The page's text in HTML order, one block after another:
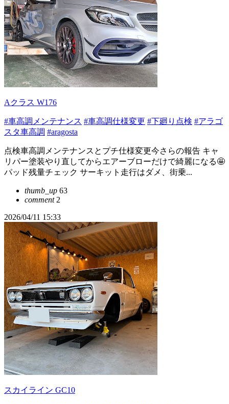
Aクラス W176
#車高調メンテナンス #車高調仕様変更 #下廻り点検 #アラゴ
スタ車高調 #aragosta
点検車高調メンテナンスとプチ仕様変更今さらの報告 キャ
リパー塗装やり直してからエアーブローだけで綺麗になる🤩
パッド残量チェック サーキット走行はダメ、街乗...
thumb_up 63
comment2
2026/04/11 15:33
スカイライン GC10